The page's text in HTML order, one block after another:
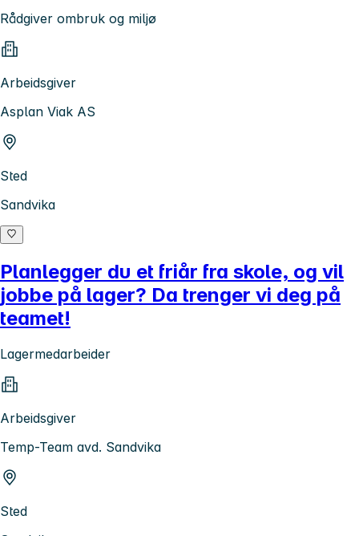
Rådgiver ombruk og miljø
Arbeidsgiver
Asplan Viak AS
Sted
Sandvika
Planlegger du et friår fra skole, og vil
jobbe på lager? Da trenger vi deg på
teamet!
Lagermedarbeider
Arbeidsgiver
Temp-Team avd. Sandvika
Sted